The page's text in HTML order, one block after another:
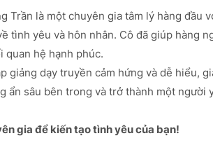
Trần là một chuyên gia tâm lý hàng đầu
tình yêu và hôn nhân. Cô đã giúp hàng
quan hệ hạnh phúc.
giảng dạy truyền cảm hứng và dễ hiểu,
ẩn sâu bên trong và trở thành một người
gia để kiến tạo tình yêu của bạn!